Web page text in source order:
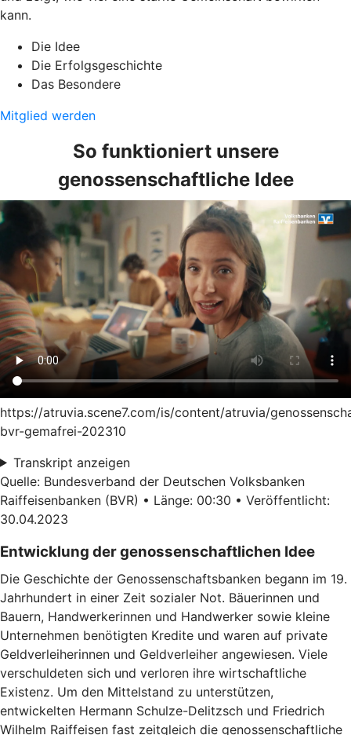
kann.
Die Idee
Die Erfolgsgeschichte
Das Besondere
Mitglied werden
So funktioniert unsere
genossenschaftliche Idee
https://atruvia.scene7.com/is/content/atruvia/
bvr-gemafrei-202310
Transkript anzeigen
Quelle: Bundesverband der Deutschen Volksbanken
Raiffeisenbanken (BVR) • Länge: 00:30 • Veröffentlicht:
30.04.2023
Entwicklung der genossenschaftlichen Idee
Die Geschichte der Genossenschaftsbanken begann im 19.
Jahrhundert in einer Zeit sozialer Not. Bäuerinnen und
Bauern, Handwerkerinnen und Handwerker sowie kleine
Unternehmen benötigten Kredite und waren auf private
Geldverleiherinnen und Geldverleiher angewiesen. Viele
verschuldeten sich und verloren ihre wirtschaftliche
Existenz. Um den Mittelstand zu unterstützen,
entwickelten Hermann Schulze-Delitzsch und Friedrich
Wilhelm Raiffeisen fast zeitgleich die genossenschaftliche